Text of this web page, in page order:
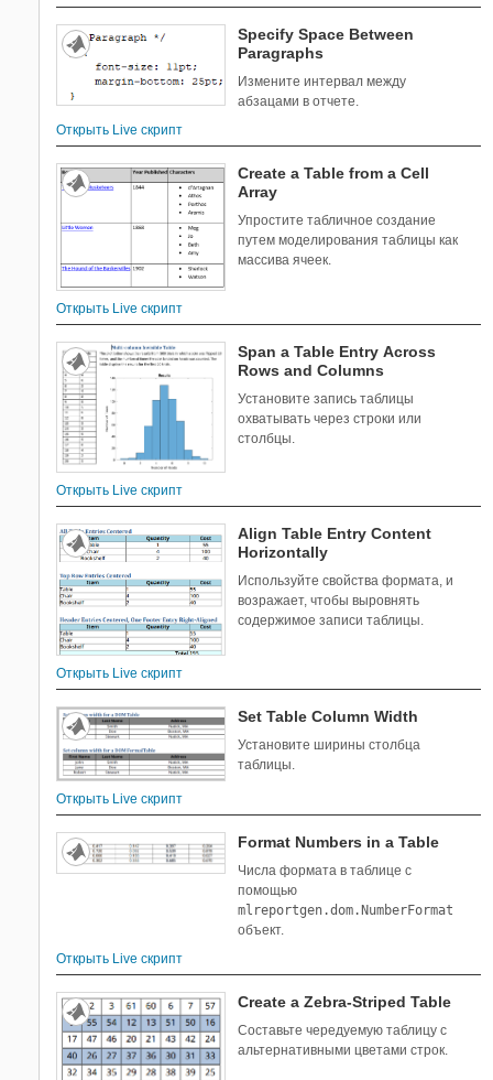
Specify Space Between
Paragraphs
Измените интервал между
абзацами в отчете.
Открыть Live скрипт
Create a Table from a Cell
Array
Упростите табличное создание
путем моделирования таблицы как
массива ячеек.
Открыть Live скрипт
Span a Table Entry Across
Rows and Columns
Установите запись таблицы
охватывать через строки или
столбцы.
Открыть Live скрипт
Align Table Entry Content
Horizontally
Используйте свойства формата, и
возражает, чтобы выровнять
содержимое записи таблицы.
Открыть Live скрипт
Set Table Column Width
Установите ширины столбца
таблицы.
Открыть Live скрипт
Format Numbers in a Table
Числа формата в таблице с
помощью
mlreportgen.dom.NumberFormat
объект.
Открыть Live скрипт
Create a Zebra-Striped Table
Составьте чередуемую таблицу с
альтернативными цветами строк.